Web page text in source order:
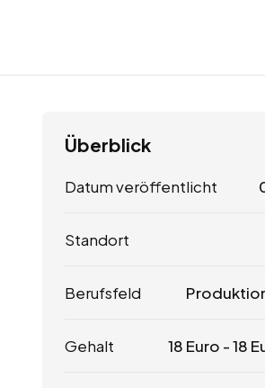
Überblick
Datum veröffentlicht
Standort
Berufsfeld
Gehalt 18 Euro -18